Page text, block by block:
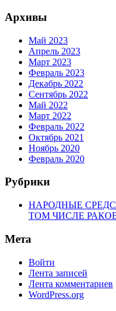
Архивы
Май 2023
Апрель 2023
Март 2023
Февраль 2023
Декабрь 2022
Сентябрь 2022
Май 2022
Март 2022
Февраль 2022
Октябрь 2021
Ноябрь 2020
Февраль 2020
Рубрики
НАРОДНЫЕ
ТОМ ЧИСЛЕ
Мета
Войти
Лента записей
Лента комментариев
WordPress.org